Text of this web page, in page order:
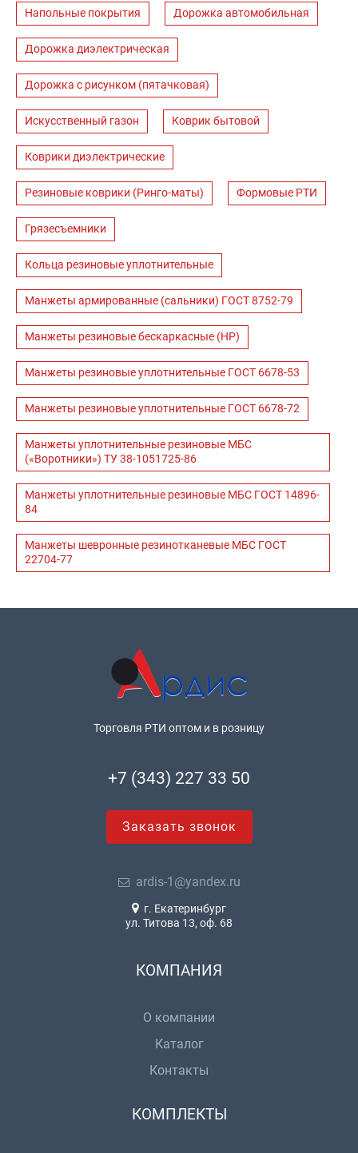
Напольные покрытия Дорожка автомобильная
Дорожка диэлектрическая
Дорожка с рисунком (пятачковая)
Искусственный газон Коврик бытовой
Коврики диэлектрические
Резиновые коврики (Ринго-маты) Формовые РТИ
Грязесъемники
Кольца резиновые уплотнительные
Манжеты армированные (сальники) ГОСТ 8752-79
Манжеты резиновые бескаркасные (НР)
Манжеты резиновые уплотнительные ГОСТ 6678-53
Манжеты резиновые уплотнительные ГОСТ 6678-72
Манжеты уплотнительные резиновые МБС
(«Воротники») ТУ 38-1051725-86
Манжеты уплотнительные резиновые МБС ГОСТ 14896-
84
Манжеты шевронные резинотканевые МБС ГОСТ
22704-77
Торговля РТИ оптом и в розницу
+7 (343) 227 33 50
Заказать звонок
ardis-1@yandex.ru
г. Екатеринбург
ул. Титова 13, оф. 68
КОМПАНИЯ
О компании
Каталог
Контакты
КОМПЛЕКТЫ